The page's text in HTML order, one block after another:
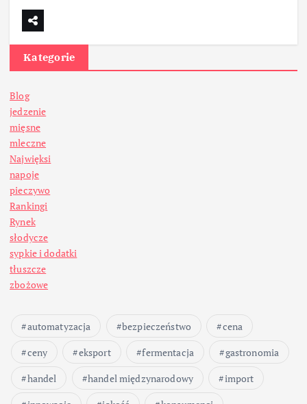
Kategorie
Blog
jedzenie
mięsne
mleczne
Najwięksi
napoje
pieczywo
Rankingi
Rynek
słodycze
sypkie i dodatki
tłuszcze
zbożowe
automatyzacja bezpieczeństwo
cena
ceny
eksport fermentacja
gastronomia
handel
handel międzynarodowy
import